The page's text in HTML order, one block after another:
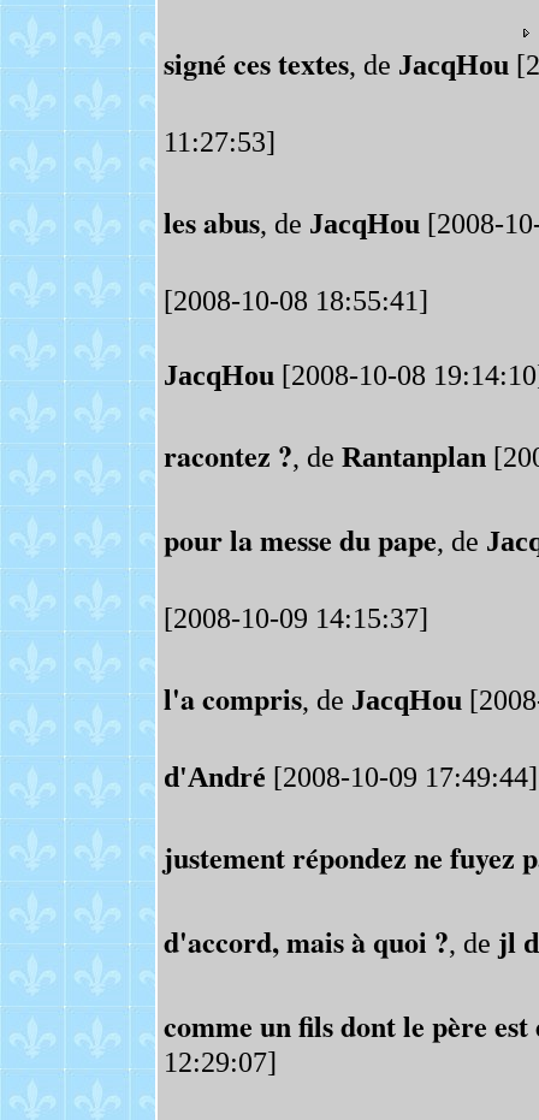
signé ces textes, de JacqHou
11:27:53]
les abus, de JacqHou [2008-
[2008-10-08 18:55:41]
JacqHou [2008-10-08
racontez ?, de Rantanplan
pour la messe du pape, de
[2008-10-09 14:15:37]
l'a compris, de JacqHou
d'André [2008-10-09 17:49:44]
justement répondez ne fuyez
d'accord, mais à quoi ?, de jl
comme un fils dont le père est
12:29:07]